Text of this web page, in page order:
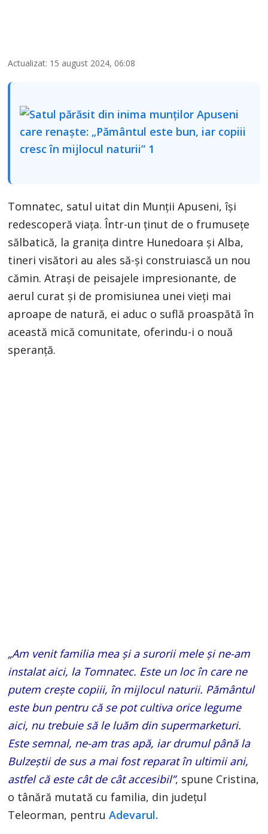
Actualizat: 15 august 2024, 06:08
Tomnatec, satul uitat din Munții Apuseni, își
redescoperă viața. Într-un ținut de o frumusețe
sălbatică, la granița dintre Hunedoara și Alba,
tineri visători au ales să-și construiască un nou
cămin. Atrași de peisajele impresionante, de
aerul curat și de promisiunea unei vieți mai
aproape de natură, ei aduc o suflă proaspătă în
această mică comunitate, oferindu-i o nouă
speranță.
„Am venit familia mea și a surorii mele și ne-am
instalat aici, la Tomnatec. Este un loc în care ne
putem crește copiii, în mijlocul naturii. Pământul
este bun pentru că se pot cultiva orice legume
aici, nu trebuie să le luăm din supermarketuri.
Este semnal, ne-am tras apă, iar drumul până la
Bulzeștii de sus a mai fost reparat în ultimii ani,
astfel că este cât de cât accesibil”, spune Cristina,
o tânără mutată cu familia, din județul
Teleorman, pentruAdevarul.